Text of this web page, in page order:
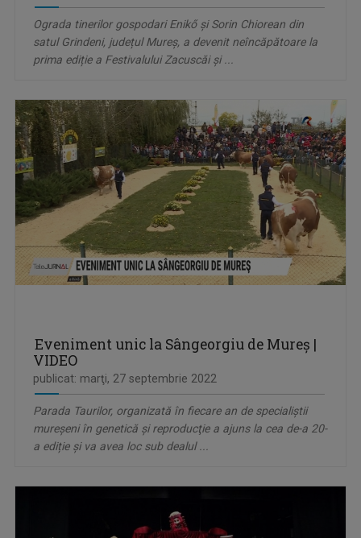
Ograda tinerilor gospodari Enikő și Sorin Chiorean din
satul Grindeni, județul Mureș, a devenit neîncăpătoare la
prima ediție a Festivalului Zacuscăi și ...
Eveniment unic la Sângeorgiu de Mureș |
VIDEO
publicat: marţi, 27 septembrie 2022
Parada Taurilor, organizată în fiecare an de specialiştii
mureşeni în genetică şi reproducţie a ajuns la cea de-a 20-
a ediție și va avea loc sub dealul ...